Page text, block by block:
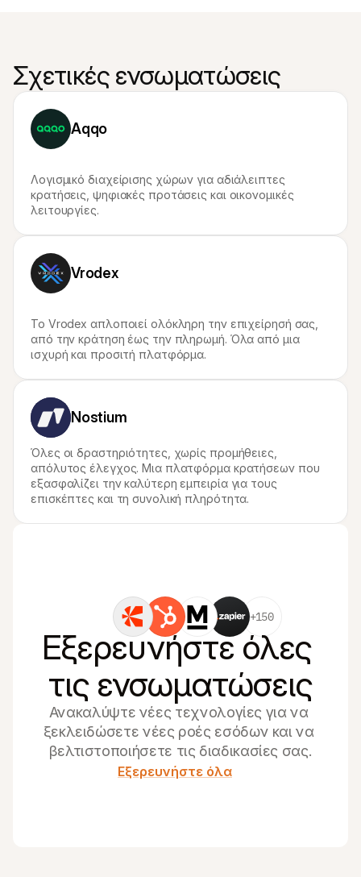
Σχετικές ενσωματώσεις
Aqqo
Λογισμικό διαχείρισης χώρων για αδιάλειπτες
κρατήσεις, ψηφιακές προτάσεις και οικονομικές
λειτουργίες.
Vrodex
Το Vrodex απλοποιεί ολόκληρη την επιχείρησή σας,
από την κράτηση έως την πληρωμή. Όλα από μια
ισχυρή και προσιτή πλατφόρμα.
Nostium
Όλες οι δραστηριότητες, χωρίς προμήθειες,
απόλυτος έλεγχος. Μια πλατφόρμα κρατήσεων που
εξασφαλίζει την καλύτερη εμπειρία για τους
επισκέπτες και τη συνολική πληρότητα.
+150
Εξερευνήστε όλες
τις ενσωματώσεις
Ανακαλύψτε νέες τεχνολογίες για να
ξεκλειδώσετε νέες ροές εσόδων και να
βελτιστοποιήσετε τις διαδικασίες σας.
Εξερευνήστε όλα